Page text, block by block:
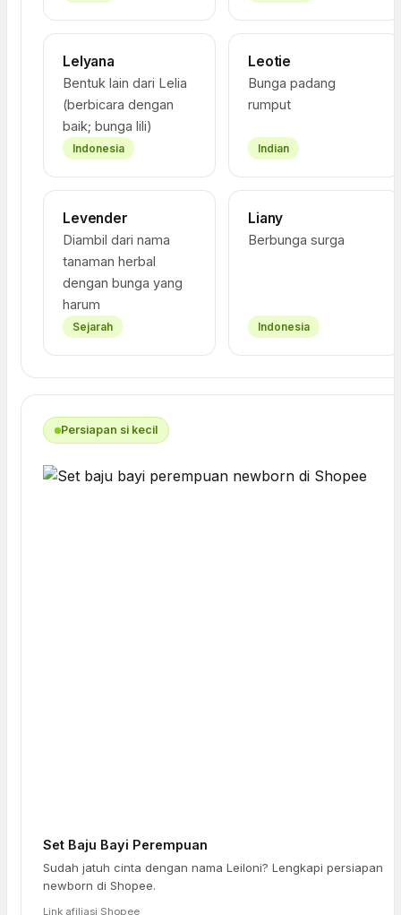
Lelyana
Bentuk lain dari Lelia
(berbicara dengan
baik; bunga lili)
Indonesia
Leotie
Bunga padang
rumput
Indian
Levender
Diambil dari nama
tanaman herbal
dengan bunga yang
harum
Sejarah
Liany
Berbunga surga
Indonesia
Persiapan si kecil
Set Baju Bayi Perempuan
Sudah jatuh cinta dengan nama Leiloni? Lengkapi persiapan
newborn di Shopee.
Link afiliasi Shopee